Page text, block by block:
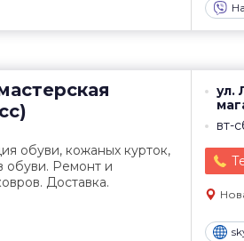
ул.
вт-
обуви, кожаных курток,
обуви. Ремонт и
Доставка.